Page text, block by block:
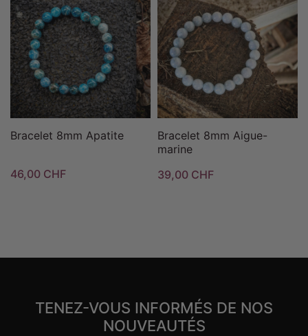
Bracelet 8mm Apatite
46,00 CHF
Bracelet 8mm Aigue-
marine
39,00 CHF
TENEZ-VOUS INFORMÉS DE NOS
NOUVEAUTÉS